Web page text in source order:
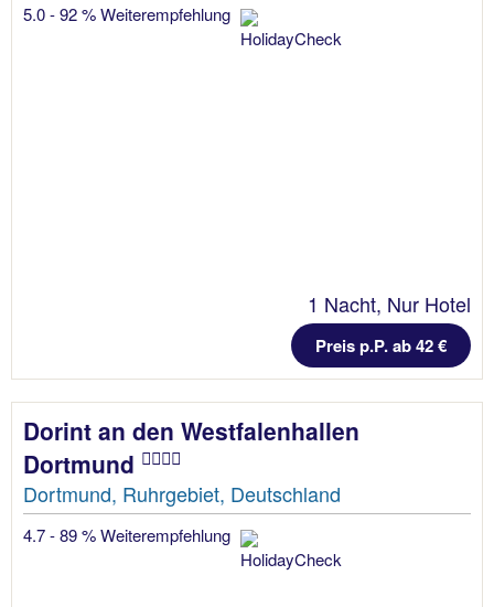
5.0 - 92 % Weiterempfehlung
1 Nacht, Nur Hotel
Preis p.P. ab 42 €
Dorint an den Westfalenhallen
Dortmund
Dortmund, Ruhrgebiet, Deutschland
4.7 - 89 % Weiterempfehlung